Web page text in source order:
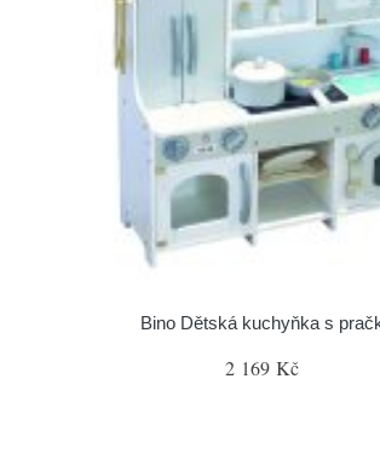
Bino Dětská kuchyňka s
2 169 Kč